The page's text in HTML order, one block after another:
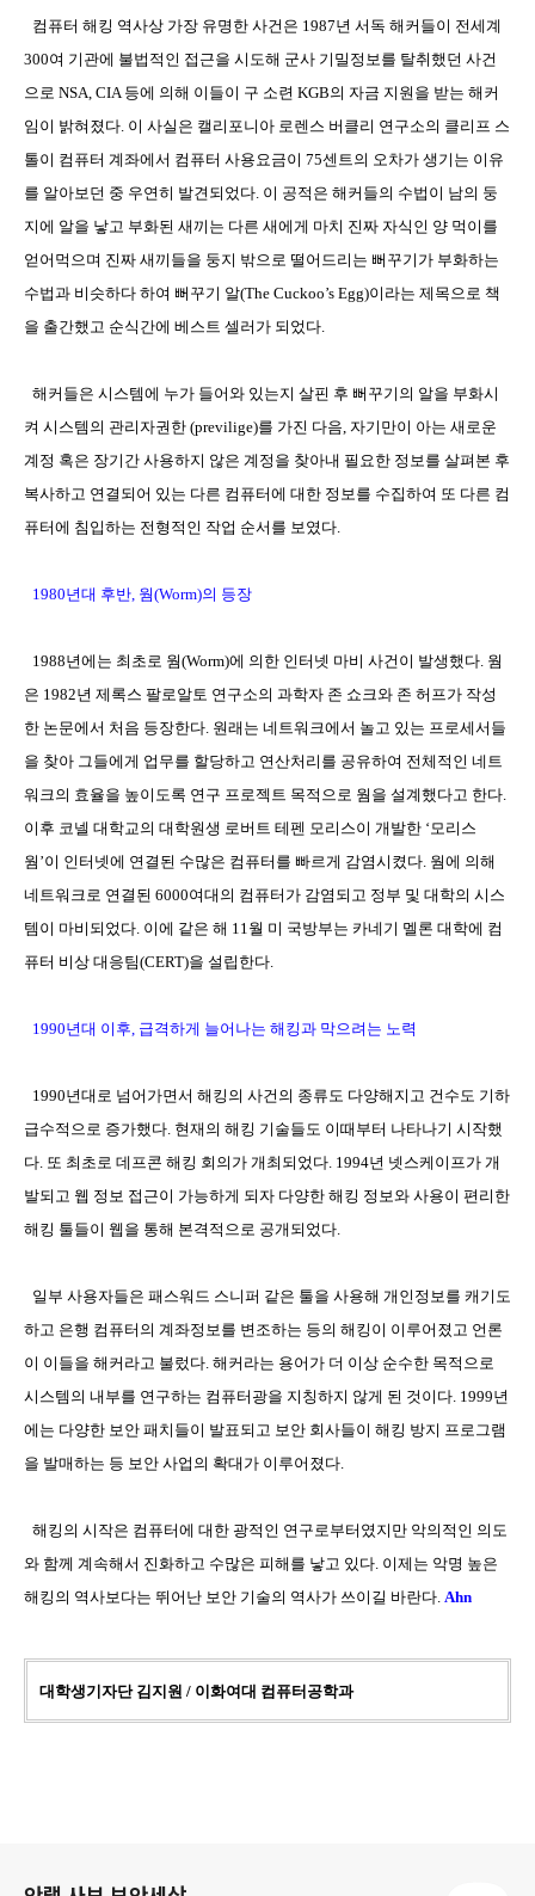
컴퓨터 해킹 역사상 가장 유명한 사건은 1987년 서독 해커들이 전세계
300여 기관에 불법적인 접근을 시도해 군사 기밀정보를 탈취했던 사건
으로 NSA, CIA등에 의해 이들이 구 소련 KGB의 자금 지원을 받는 해커
임이 밝혀졌다. 이 사실은 캘리포니아 로렌스 버클리 연구소의 클리프 스
톨이 컴퓨터 계좌에서 컴퓨터 사용요금이 75센트의 오차가 생기는 이유
를 알아보던 중 우연히 발견되었다. 이 공적은 해커들의 수법이 남의 둥
지에 알을 낳고 부화된 새끼는 다른 새에게 마치 진짜 자식인 양 먹이를
얻어먹으며 진짜 새끼들을 둥지 밖으로 떨어드리는 뻐꾸기가 부화하는
수법과 비슷하다 하여 뻐꾸기 알(The Cuckoo’s Egg)이라는 제목으로 책
을 출간했고 순식간에 베스트 셀러가 되었다.
해커들은 시스템에 누가 들어와 있는지 살핀 후 뻐꾸기의 알을 부화시
켜 시스템의 관리자권한 (previlige)를 가진 다음, 자기만이 아는 새로운
계정 혹은 장기간 사용하지 않은 계정을 찾아내 필요한 정보를 살펴본 후
복사하고 연결되어 있는 다른 컴퓨터에 대한 정보를 수집하여 또 다른 컴
퓨터에 침입하는 전형적인 작업 순서를 보였다.
1980년대 후반, 웜(Worm)의 등장
1988년에는 최초로 웜(Worm)에 의한 인터넷 마비 사건이 발생했다. 웜
은 1982년 제록스 팔로알토 연구소의 과학자 존 쇼크와 존 허프가 작성
한 논문에서 처음 등장한다. 원래는 네트워크에서 놀고 있는 프로세서들
을 찾아 그들에게 업무를 할당하고 연산처리를 공유하여 전체적인 네트
워크의 효율을 높이도록 연구 프로젝트 목적으로 웜을 설계했다고 한다.
이후 코넬 대학교의 대학원생 로버트 테펜 모리스이 개발한 ‘모리스
웜 ’이 인터넷에 연결된 수많은 컴퓨터를 빠르게 감염시켰다. 웜에 의해
네트워크로 연결된 6000여대의 컴퓨터가 감염되고 정부 및 대학의 시스
템이 마비되었다. 이에 같은 해 11월 미 국방부는 카네기 멜론 대학에 컴
퓨터 비상 대응팀(CERT)을 설립한다.
1990년대 이후, 급격하게 늘어나는 해킹과 막으려는 노력
1990년대로 넘어가면서 해킹의 사건의 종류도 다양해지고 건수도 기하
급수적으로 증가했다. 현재의 해킹 기술들도 이때부터 나타나기 시작했
다. 또 최초로 데프콘 해킹 회의가 개최되었다. 1994년 넷스케이프가 개
발되고 웹 정보 접근이 가능하게 되자 다양한 해킹 정보와 사용이 편리한
해킹 툴들이 웹을 통해 본격적으로 공개되었다.
일부 사용자들은 패스워드 스니퍼 같은 툴을 사용해 개인정보를 캐기도
하고 은행 컴퓨터의 계좌정보를 변조하는 등의 해킹이 이루어졌고 언론
이 이들을 해커라고 불렀다. 해커라는 용어가 더 이상 순수한 목적으로
시스템의 내부를 연구하는 컴퓨터광을 지칭하지 않게 된 것이다. 1999년
에는 다양한 보안 패치들이 발표되고 보안 회사들이 해킹 방지 프로그램
을 발매하는 등 보안 사업의 확대가 이루어졌다.
해킹의 시작은 컴퓨터에 대한 광적인 연구로부터였지만 악의적인 의도
와 함께 계속해서 진화하고 수많은 피해를 낳고 있다. 이제는 악명 높은
해킹의 역사보다는 뛰어난 보안 기술의 역사가 쓰이길 바란다. Ahn
대학생기자단 김지원 / 이화여대 컴퓨터공학과